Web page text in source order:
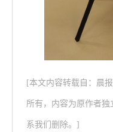
[本文内容转载自：晨
所有，内容为原作者
系我们删除。]